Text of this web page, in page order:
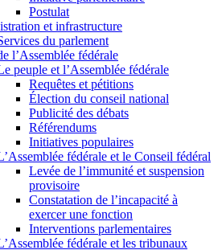
Postulat
et infrastructure
du parlement
l’Assemblée fédérale
peuple et l’Assemblée fédérale
Requêtes et pétitions
Élection du conseil national
Publicité des débats
Référendums
Initiatives populaires
fédérale et le Conseil fédéral
Levée de l’immunité et suspension
provisoire
Constatation de l’incapacité à
exercer une fonction
Interventions parlementaires
fédérale et les tribunaux